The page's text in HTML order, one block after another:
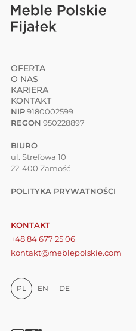
OFERTA
O NAS
KARIERA
KONTAKT
NIP 9180002599
REGON 950228897
BIURO
ul. Strefowa 10
22-400 Zamość
POLITYKA PRYWATNOŚCI
KONTAKT
+48 84 677 25 06
kontakt@meblepolskie.com
PL EN DE